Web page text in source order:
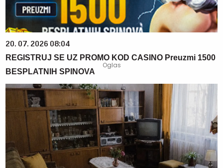
20. 07. 2026 08:04
REGISTRUJ SE UZ PROMO KOD CASINO Preuzmi 1500
BESPLATNIH SPINOVA